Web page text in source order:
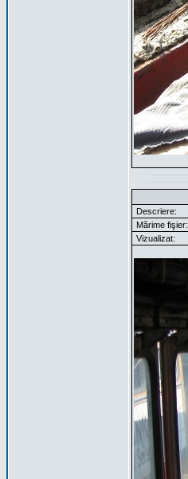
Descriere:
Mărime fişier:
Vizualizat: